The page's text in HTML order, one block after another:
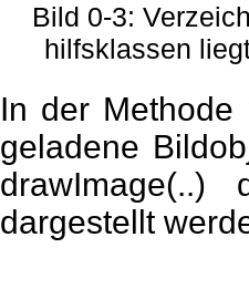
Bild 0-3:
hilfsklassen
In der Methode
geladene
dargestellt